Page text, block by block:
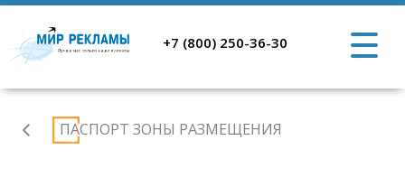
+7 (800) 250-36-30
Аэропорт
Ростов-
ПАСПОРТ ЗОНЫ РАЗМЕЩЕНИЯ